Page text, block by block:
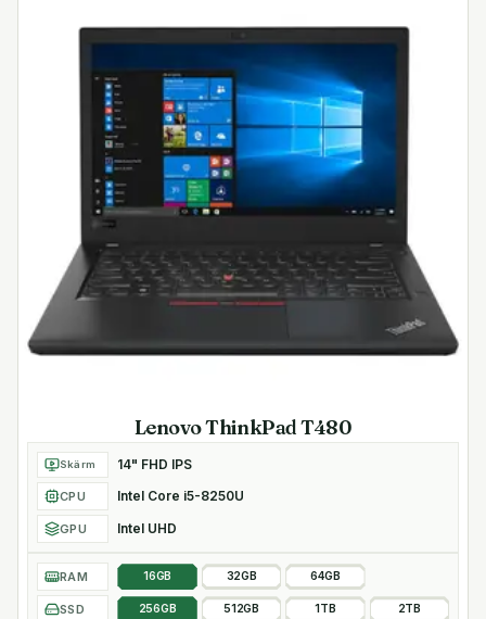
Lenovo ThinkPad T480
Skärm 14" FHD IPS
CPU Intel Core i5-8250U
GPU Intel UHD
RAM 16GB 32GB 64GB
SSD 256GB 512GB 1TB 2TB